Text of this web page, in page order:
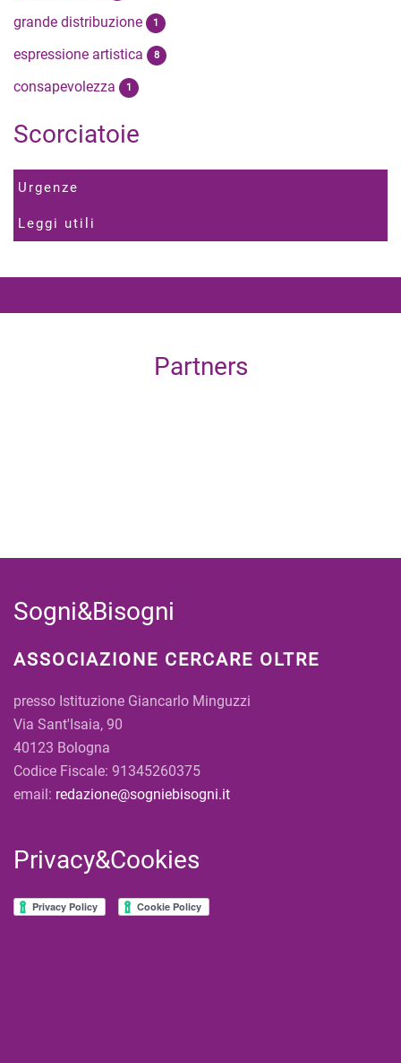
grande distribuzione 1
espressione artistica 8
consapevolezza 1
Scorciatoie
Urgenze
Leggi utili
Partners
Sogni&Bisogni
ASSOCIAZIONE CERCARE OLTRE
presso Istituzione Giancarlo Minguzzi
Via Sant'Isaia, 90
40123 Bologna
Codice Fiscale: 91345260375
email: redazione@sogniebisogni.it
Privacy&Cookies